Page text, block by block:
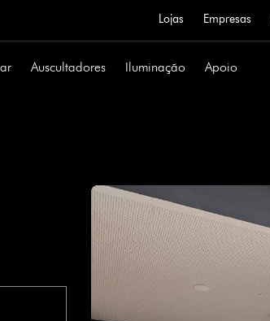
Lojas Empresas
Auscultadores Iluminação Apoio